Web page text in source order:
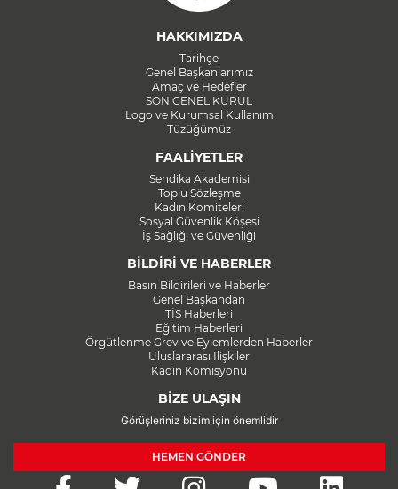
HAKKIMIZDA
Tarihçe
Genel Başkanlarımız
Amaç ve Hedefler
SON GENEL KURUL
Logo ve Kurumsal Kullanım
Tüzüğümüz
FAALİYETLER
Sendika Akademisi
Toplu Sözleşme
Kadın Komiteleri
Sosyal Güvenlik Köşesi
İş Sağlığı ve Güvenliği
BİLDİRİ VE HABERLER
Basın Bildirileri ve Haberler
Genel Başkandan
TİS Haberleri
Eğitim Haberleri
Örgütlenme Grev ve Eylemlerden Haberler
Uluslararası İlişkiler
Kadın Komisyonu
BİZE ULAŞIN
Görüşleriniz bizim için önemlidir
HEMEN GÖNDER